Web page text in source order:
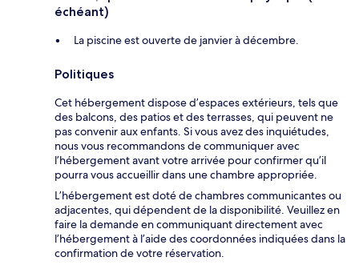
échéant)
La piscine est ouverte de janvier à décembre.
Politiques
Cet hébergement dispose d’espaces extérieurs, tels que
des balcons, des patios et des terrasses, qui peuvent ne
pas convenir aux enfants. Si vous avez des inquiétudes,
nous vous recommandons de communiquer avec
l’hébergement avant votre arrivée pour confirmer qu’il
pourra vous accueillir dans une chambre appropriée.
L’hébergement est doté de chambres communicantes ou
adjacentes, qui dépendent de la disponibilité. Veuillez en
faire la demande en communiquant directement avec
l’hébergement à l’aide des coordonnées indiquées dans la
confirmation de votre réservation.